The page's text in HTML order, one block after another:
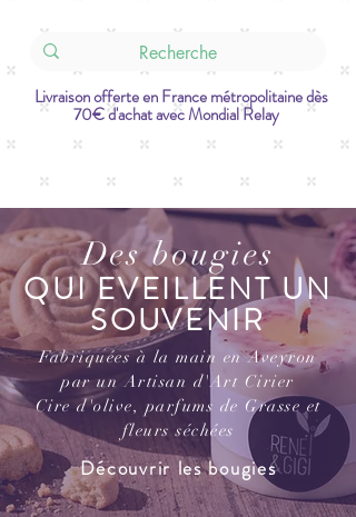
Livraison offerte en France métropolitaine dès
70€ d'achat avec Mondial Relay
Des bougies
QUI EVEILLENT UN
SOUVENIR
Fabriquées à la main en Aveyron
par un Artisan d'Art Cirier
Cire d'olive, parfums de Grasse et
fleurs séchées
Découvrir les bougies